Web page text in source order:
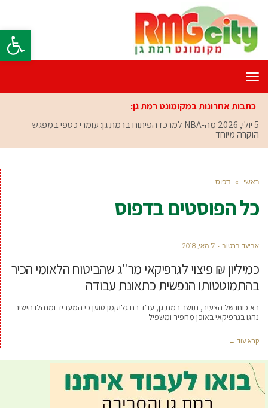
פתח
תפריט
כתבות אחרונות במקומונט רמת גן:
5 יולי, 2026
מה-NBA למרכז הפיתוח ברמת גן: עומרי כספי במפגש
הוקרה מיוחד
ראשי » דפוס
כל הפוסטים בדפוס
אביעד ברטוב 7 מאי, 2018
כמיליון ₪ פיצוי לגרפיקאי מר"ג שהביטוח הלאומי הכיר
בהתמוטטותו הנפשית כתאונת עבודה
בא כוחו של הצעיר, תושב רמת גן, עו"ד בנו גליקמן טוען כי המעביד ומנהלו הישיר
נהגו בגרפיקאי באופן מחפיר ומשפיל
קרא עוד ←